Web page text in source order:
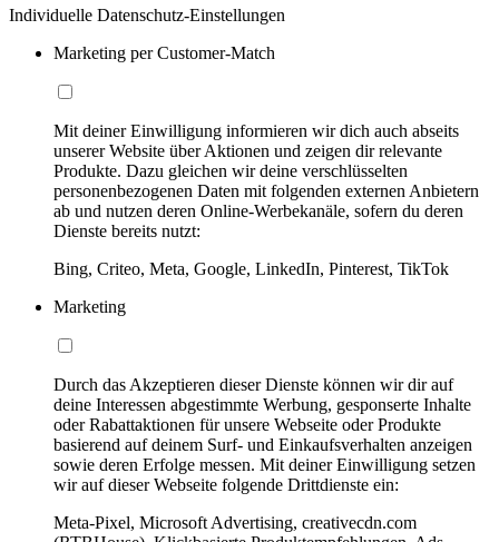
Individuelle Datenschutz-Einstellungen
Marketing per Customer-Match
Mit deiner Einwilligung informieren wir dich auch abseits
unserer Website über Aktionen und zeigen dir relevante
Produkte. Dazu gleichen wir deine verschlüsselten
personenbezogenen Daten mit folgenden externen Anbietern
ab und nutzen deren Online-Werbekanäle, sofern du deren
Dienste bereits nutzt:
Bing, Criteo, Meta, Google, LinkedIn, Pinterest, TikTok
Marketing
Durch das Akzeptieren dieser Dienste können wir dir auf
deine Interessen abgestimmte Werbung, gesponserte Inhalte
oder Rabattaktionen für unsere Webseite oder Produkte
basierend auf deinem Surf- und Einkaufsverhalten anzeigen
sowie deren Erfolge messen. Mit deiner Einwilligung setzen
wir auf dieser Webseite folgende Drittdienste ein:
Meta-Pixel, Microsoft Advertising, creativecdn.com